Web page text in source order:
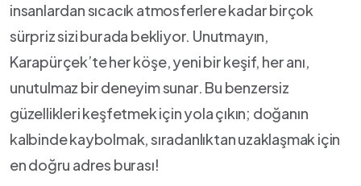
insanlardan sıcacık atmosferlere kadar birçok
sürpriz sizi burada bekliyor. Unutmayın,
Karapürçek’te her köşe, yeni bir keşif, her anı,
unutulmaz bir deneyim sunar.‍ Bu benzersiz‍
güzellikleri keşfetmek için yola ⁤çıkın; doğanın
kalbinde ‌kaybolmak, sıradanlıktan uzaklaşmak ‌için
⁤en doğru adres burası!